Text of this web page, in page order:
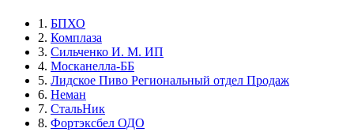
1. БПХО
2. Комплаза
3. Сильченко И. М. ИП
4. Москанелла-ББ
5. Лидское Пиво Региональный отдел Продаж
6. Неман
7. СтальНик
8. Фортэксбел ОДО